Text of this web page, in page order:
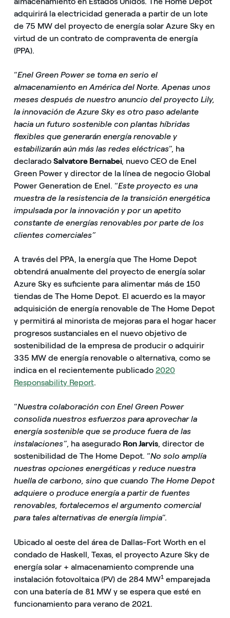
adquirirá la electricidad generada a partir de un lote
de 75 MW del proyecto de energía solar Azure Sky en
virtud de un contrato de compraventa de energía
(PPA).
“Enel Green Power se toma en serio el
almacenamiento en América del Norte. Apenas unos
meses después de nuestro anuncio del proyecto Lily,
la innovación de Azure Sky es otro paso adelante
hacia un futuro sostenible con plantas híbridas
flexibles que generarán energía renovable y
estabilizarán aún más las redes eléctricas”, ha
declarado Salvatore Bernabei, nuevo CEO de Enel
Green Power y director de la línea de negocio Global
Power Generation de Enel. “Este proyecto es una
muestra de la resistencia de la transición energética
impulsada por la innovación y por un apetito
constante de energías renovables por parte de los
clientes comerciales”
A través del PPA, la energía que The Home Depot
obtendrá anualmente del proyecto de energía solar
Azure Sky es suficiente para alimentar más de 150
tiendas de The Home Depot. El acuerdo es la mayor
adquisición de energía renovable de The Home Depot
y permitirá al minorista de mejoras para el hogar hacer
progresos sustanciales en el nuevo objetivo de
sostenibilidad de la empresa de producir o adquirir
335 MW de energía renovable o alternativa, como se
indica en el recientemente publicado 2020
Responsability Report.
“Nuestra colaboración con Enel Green Power
consolida nuestros esfuerzos para aprovechar la
energía sostenible que se produce fuera de las
instalaciones”, ha asegurado Ron Jarvis, director de
sostenibilidad de The Home Depot. “No solo amplía
nuestras opciones energéticas y reduce nuestra
huella de carbono, sino que cuando The Home Depot
adquiere o produce energía a partir de fuentes
renovables, fortalecemos el argumento comercial
para tales alternativas de energía limpia”.
Ubicado al oeste del área de Dallas-Fort Worth en el
condado de Haskell, Texas, el proyecto Azure Sky de
energía solar + almacenamiento comprende una
instalación fotovoltaica (PV) de 284 MW1emparejada
con una batería de 81 MW y se espera que esté en
funcionamiento para verano de 2021.